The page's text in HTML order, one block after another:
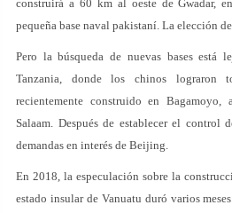
construirá a 60 km al oeste de Gwadar,
pequeña base naval pakistaní. La elección
Pero la búsqueda de nuevas bases está
Tanzania, donde los chinos lograron
recientemente construido en
Salaam. Después de establecer el control
demandas en interés de Beijing.
En 2018, la especulación sobre la
estado insular de Vanuatu duró varios